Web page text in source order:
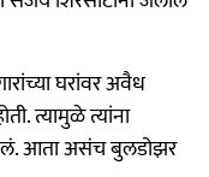
घरांवर अवैध
त्यामुळे त्यांना
आता असंच बुलडोझर